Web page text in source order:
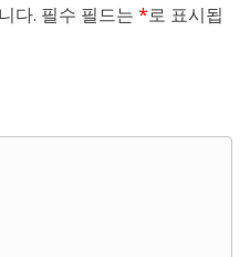
다. 필수 필드는 *로 표시됩